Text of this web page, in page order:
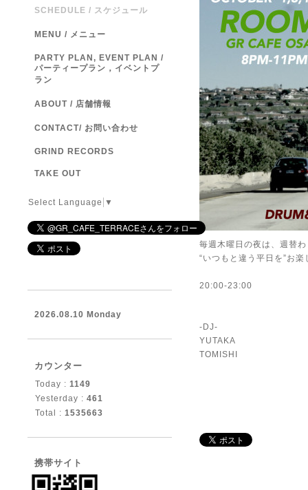
毎週木曜日の夜は、週替
“いつもと違う平日を”お
20:00-23:00
-DJ-
YUTAKA
TOMISHI
SCHEDULE / スケジュール
MENU / メニュー
PARTY PLAN, EVENT PLAN /
パーティープラン，イベントプ
ラン
ABOUT / 店舗情報
CONTACT/ お問い合わせ
GRIND RECORDS
TAKE OUT
Select Language ▼
2026.08.10 Monday
カウンター
Today : 1149
Yesterday : 461
Total : 1535663
携帯サイト